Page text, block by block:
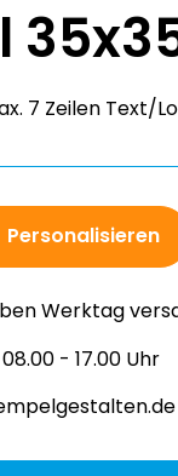
7 Zeilen Text/
Personalisieren
Werktag
- 17.00 Uhr